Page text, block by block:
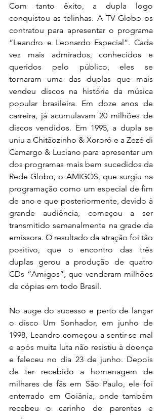
Com tanto êxito, a dupla logo
conquistou as telinhas. A TV Globo os
contratou para apresentar o programa
“Leandro e Leonardo Especial”. Cada
vez mais admirados, conhecidos e
queridos pelo público, eles se
tornaram uma das duplas que mais
vendeu discos na história da música
popular brasileira. Em doze anos de
carreira, já acumulavam 20 milhões de
discos vendidos. Em 1995, a dupla se
uniu a Chitãozinho & Xororó e a Zezé di
Camargo & Luciano para apresentar um
dos programas mais bem sucedidos da
Rede Globo, o AMIGOS, que surgiu na
programação como um especial de fim
de ano e que posteriormente, devido à
grande audiência, começou a ser
transmitido semanalmente na grade da
emissora. O resultado da atração foi tão
positivo, que o encontro das três
duplas gerou a produção de quatro
CDs “Amigos”, que venderam milhões
de cópias em todo Brasil.
No auge do sucesso e perto de lançar
o disco Um Sonhador, em junho de
1998, Leandro começou a sentir-se mal
e após muita luta não resistiu à doença
e faleceu no dia 23 de junho. Depois
de ter recebido a homenagem de
milhares de fãs em São Paulo, ele foi
enterrado em Goiânia, onde também
recebeu o carinho de parentes e